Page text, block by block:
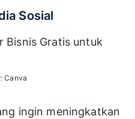
Sosial
Canva
ingin meningkatkan